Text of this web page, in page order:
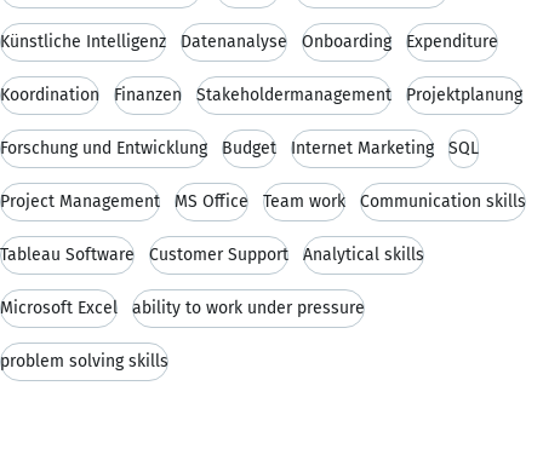
Künstliche Intelligenz Datenanalyse Onboarding Expenditure
Koordination Finanzen Stakeholdermanagement Projektplanung
Forschung und Entwicklung Budget Internet Marketing SQL
Project Management MS Office Team work Communication skills
Tableau Software Customer Support Analytical skills
Microsoft Excel ability to work under pressure
problem solving skills